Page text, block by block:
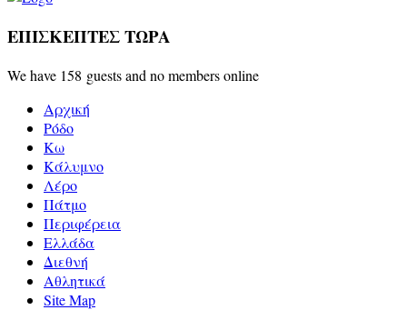
ΕΠΙΣΚΕΠΤΕΣ ΤΩΡΑ
We have 158 guests and no members online
Αρχική
Ρόδο
Κω
Κάλυμνο
Λέρο
Πάτμο
Περιφέρεια
Ελλάδα
Διεθνή
Αθλητικά
Site Map